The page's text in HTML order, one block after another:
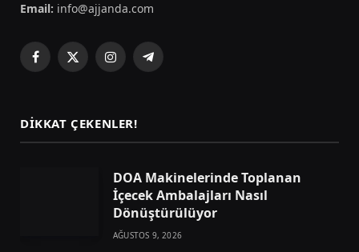
Email: info@ajjanda.com
Facebook
X
InstagramTelegram
DIKKAT ÇEKENLER!
DOA Makinelerinde Toplanan
İçecek Ambalajları Nasıl
Dönüştürülüyor
AĞUSTOS 9, 2026